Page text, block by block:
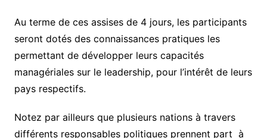
Au terme de ces assises de 4 jours, les participants
seront dotés des connaissances pratiques les
permettant de développer leurs capacités
managériales sur le leadership, pour l’intérêt de leurs
pays respectifs.
Notez par ailleurs que plusieurs nations à travers
différents responsables politiques prennent part à